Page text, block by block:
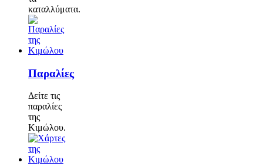
καταλλύματα.
Παραλίες
Δείτε τις
παραλίες
της
Κιμώλου.